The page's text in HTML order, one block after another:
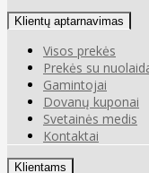
Klientų aptarnavimas
Visos prekės
Prekės su
Gamintojai
Dovanų kuponai
Svetainės medis
Kontaktai
Klientams